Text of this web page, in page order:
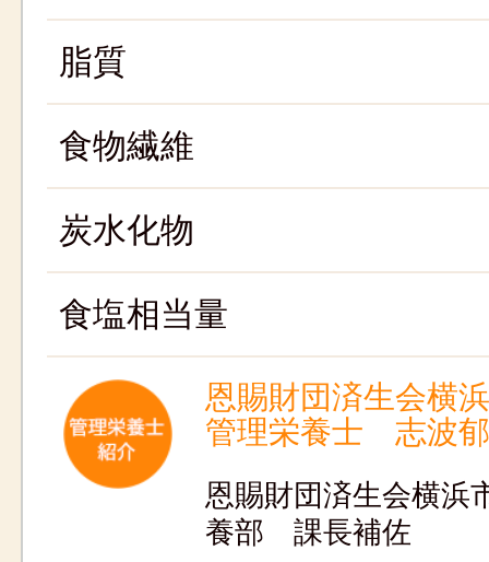
脂質
食物繊維
炭水化物
食塩相当量
恩賜財団済生会横
管理栄養士 志波
恩賜財団済生会横浜
養部 課長補佐